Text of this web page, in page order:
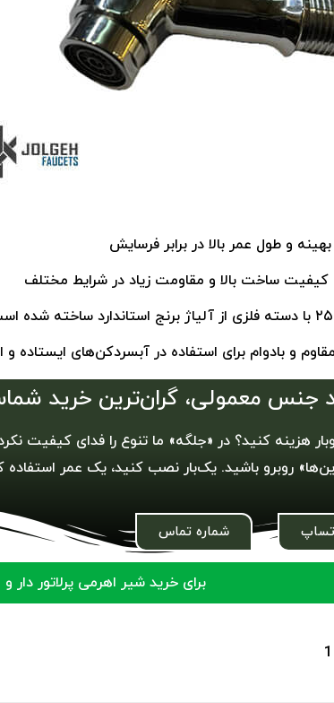
و طول عمر بالا در برابر فرسایش
ساخت بالا و مقاومت زیاد در شرایط مختلف
و بادوام برای استفاده در آبسردکن‌های ایستاده
جنس معمولی، گران‌ترین خرید
هزینه کنید؟ در «جلگه» ما تنوع را فدای کیفیت
روبرو باشید. یک‌بار نصب کنید، یک عمر استفاده
شماره تماس
برای خرید شیر اهرمی پرلاتور دار
1